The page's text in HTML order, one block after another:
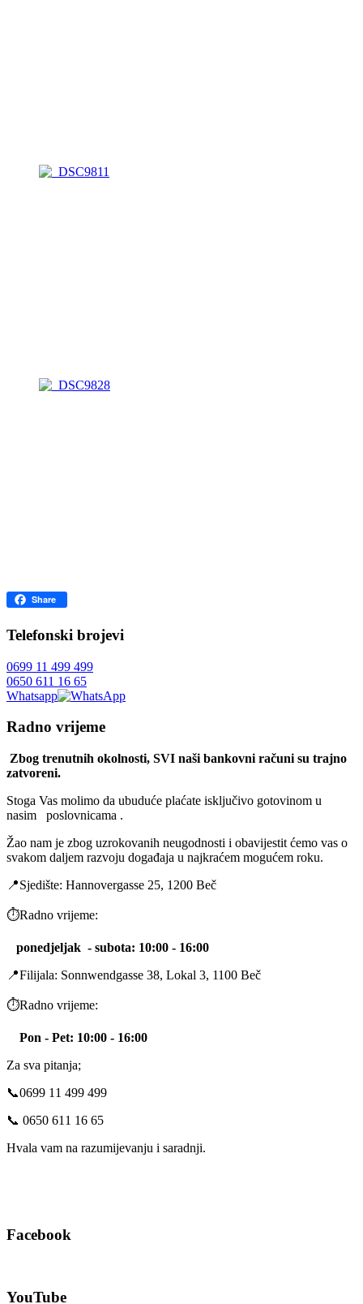
Facebook
Share
Telefonski brojevi
0699 11 499 499
0650 611 16 65
Whatsapp
Radno vrijeme
Zbog trenutnih okolnosti, SVI naši bankovni računi su trajno
zatvoreni.
Stoga Vas molimo da ubuduće plaćate isključivo gotovinom u
nasim poslovnicama .
Žao nam je zbog uzrokovanih neugodnosti i obavijestit ćemo vas o
svakom daljem razvoju događaja u najkraćem mogućem roku.
📍Sjedište: Hannovergasse 25, 1200 Beč
⏱️Radno vrijeme:
ponedjeljak - subota: 10:00 - 16:00
📍Filijala: Sonnwendgasse 38, Lokal 3, 1100 Beč
⏱️Radno vrijeme:
Pon - Pet: 10:00 - 16:00
Za sva pitanja;
📞0699 11 499 499
📞 0650 611 16 65
Hvala vam na razumijevanju i saradnji.
Facebook
YouTube